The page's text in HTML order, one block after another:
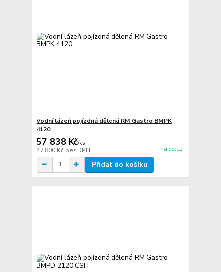
Vodní lázeň pojízdná dělená RM Gastro BMPK
4120
57 838 Kč/ks
47 800 Kč bez DPH na dotaz
Přidat do košíku